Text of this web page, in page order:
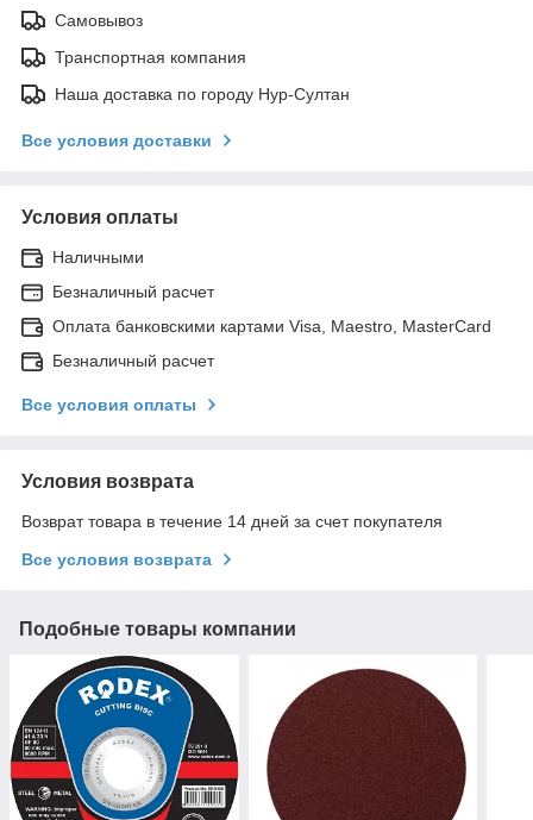
Самовывоз
Транспортная компания
Наша доставка по городу Нур-Султан
Все условия доставки
Условия оплаты
Наличными
Безналичный расчет
Оплата банковскими картами Visa, Maestro, MasterCard
Безналичный расчет
Все условия оплаты
Условия возврата
Возврат товара в течение 14 дней за счет покупателя
Все условия возврата
Подобные товары компании